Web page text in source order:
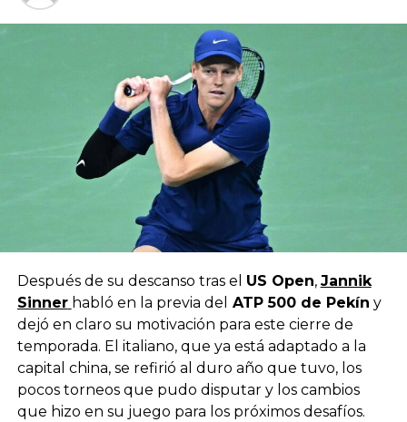
Después de su descanso tras el US Open, Jannik
Sinner habló en la previa del ATP 500 de Pekín y
dejó en claro su motivación para este cierre de
temporada. El italiano, que ya está adaptado a la
capital china, se refirió al duro año que tuvo, los
pocos torneos que pudo disputar y los cambios
que hizo en su juego para los próximos desafíos.